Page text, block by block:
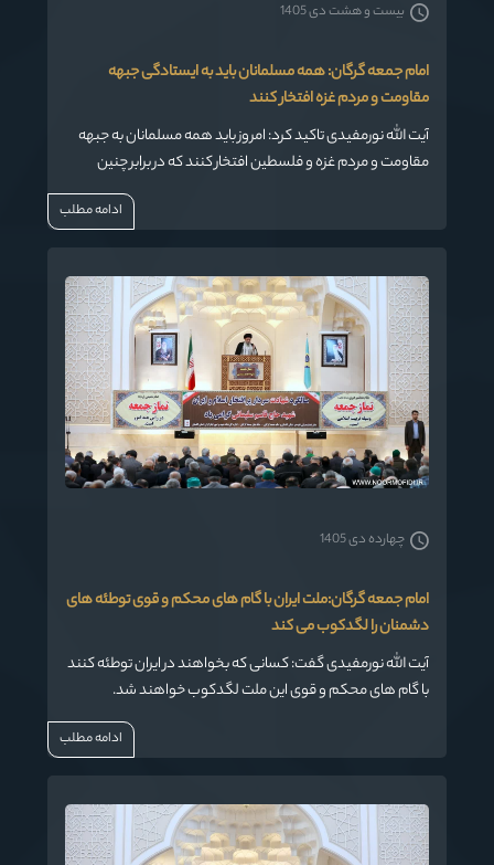
امام جمعه گرگان: همه مسلمانان باید به ایستادگی جبهه
مقاومت و مردم غزه افتخار کنند
آیت الله نورمفیدی تاکید کرد: امروز باید همه مسلمانان به جبهه
مقاومت و مردم غزه و فلسطین افتخار کنند که در برابر چنین
بیست و هشت دی 1405
ادامه مطلب
امام جمعه گرگان:ملت ایران با گام های محکم و قوی توطئه های
دشمنان را لگدکوب می کند
آیت الله نورمفیدی گفت: کسانی که بخواهند در ایران توطئه کنند
با گام های محکم و قوی این ملت لگدکوب خواهند شد.
چهارده دی 1405
ادامه مطلب